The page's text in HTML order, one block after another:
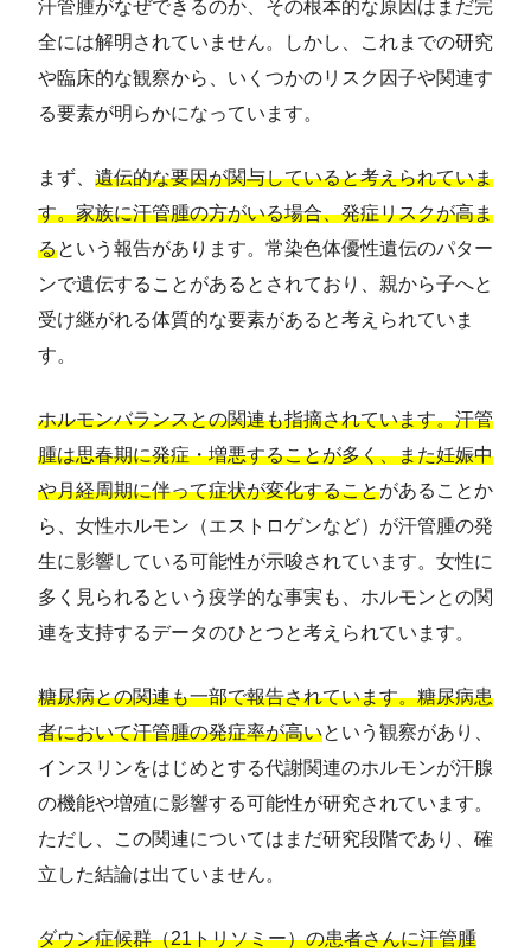
汗管腫がなぜできるのか、その根本的な原因はまだ完
全には解明されていません。しかし、これまでの研究
や臨床的な観察から、いくつかのリスク因子や関連す
る要素が明らかになっています。
まず、 遺伝的な要因が関与していると考えられていま
す。家族に汗管腫の方がいる場合、発症リスクが高ま
るという報告があります。常染色体優性遺伝のパター
ンで遺伝することがあるとされており、親から子へと
受け継がれる体質的な要素があると考えられていま
す。
ホルモンバランスとの関連も指摘されています。汗管
腫は思春期に発症・増悪することが多く、また妊娠中
や月経周期に伴って症状が変化することがあることか
ら、女性ホルモン（エストロゲンなど）が汗管腫の発
生に影響している可能性が示唆されています。女性に
多く見られるという疫学的な事実も、ホルモンとの関
連を支持するデータのひとつと考えられています。
糖尿病との関連も一部で報告されています。糖尿病患
者において汗管腫の発症率が高いという観察があり、
インスリンをはじめとする代謝関連のホルモンが汗腺
の機能や増殖に影響する可能性が研究されています。
ただし、この関連についてはまだ研究段階であり、確
立した結論は出ていません。
ダウン症候群（21トリソミー）の患者さんに汗管腫